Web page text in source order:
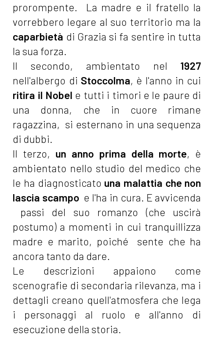
prorompente. La madre e il fratello la
vorrebbero legare al suo territorio ma la
caparbietà di Grazia si fa sentire in tutta
la sua forza.
Il secondo, ambientato nel1927
nell'albergo di Stoccolma, è l'anno in cui
ritira il Nobel e tutti i timori e le paure di
una donna, che in cuore rimane
ragazzina, si esternano in una sequenza
di dubbi.
Il terzo, un anno prima della morte, è
ambientato nello studio del medico che
le ha diagnosticato una malattia che non
lascia scampo e l'ha in cura. E avvicenda
passi del suo romanzo (che uscirà
postumo) a momenti in cui tranquillizza
madre e marito, poiché sente che ha
ancora tanto da dare.
Le descrizioni appaiono come
scenografie di secondaria rilevanza, ma i
dettagli creano quell'atmosfera che lega
i personaggi al ruolo e all'anno di
esecuzione della storia.